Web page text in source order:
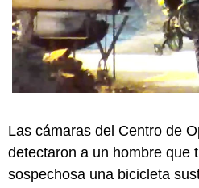
Las cámaras del Centro de
detectaron a un hombre que
sospechosa una bicicleta